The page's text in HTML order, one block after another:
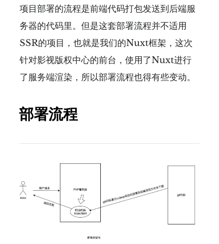
项目部署的流程是前端代码打包发送到后端服
务器的代码里。但是这套部署流程并不适用
SSR的项目，也就是我们的Nuxt框架，这次
针对影视版权中心的前台，使用了Nuxt进行
了服务端渲染，所以部署流程也得有些变动。
部署流程